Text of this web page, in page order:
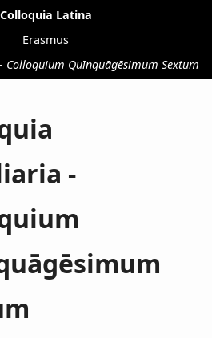
Colloquia Latina
Erasmus
Quīnquāgēsimum Sextum
-